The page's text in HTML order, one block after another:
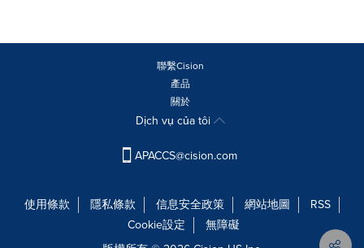
聯繫Cision
產品
關於
Dịch vụ của tôi
APACCS@cision.com
使用條款 隱私條款 信息安全政策 網站地圖
RSS
Cookie設定
無障礙